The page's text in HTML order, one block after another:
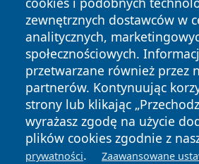
zewnętrznych dostawców w
analitycznych,
społecznościowych.
przetwarzane również przez
partnerów. Kontynuując
strony lub klikając
wyrażasz zgodę na użycie
plików cookies zgodnie z
prywatności. Zaawansowane
Copyright © 2026 mojgorzow.pl
News Autorzy
Polityka
Prywatności